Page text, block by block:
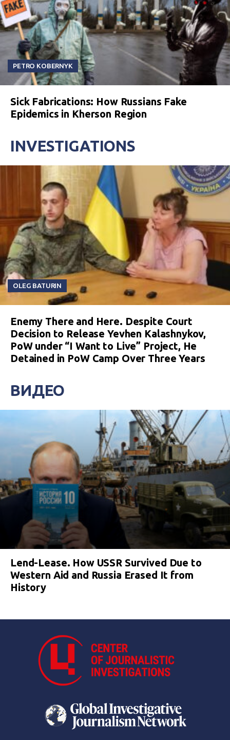
PETRO KOBERNYK
Sick Fabrications: How Russians Fake
Epidemics in Kherson Region
INVESTIGATIONS
OLEG BATURIN
Enemy There and Here. Despite Court
Decision to Release Yevhen Kalashnykov,
PoW under “I Want to Live” Project, He
Detained in PoW Camp Over Three Years
ВИДЕО
Lend-Lease. How USSR Survived Due to
Western Aid and Russia Erased It from
History